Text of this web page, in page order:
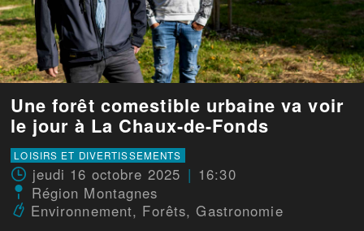
Une forêt comestible urbaine va voir
le jour à La Chaux-de-Fonds
LOISIRS ET DIVERTISSEMENTS
jeudi 16 octobre 2025
16:30
Région Montagnes
Environnement, Forêts, Gastronomie